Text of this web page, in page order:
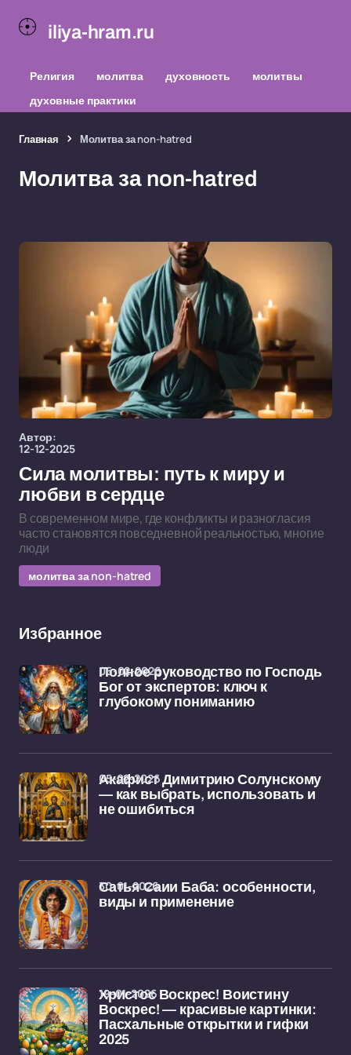
iliya-hram.ru
Религия молитва духовность
молитвы
духовные практики
Главная Молитва за non-hatred
Молитва за non-hatred
Автор:
12-12-2025
Сила молитвы: путь к миру и
любви в сердце
В современном мире, где конфликты и разногласия
часто становятся повседневной реальностью, многие
люди
молитва за non-hatred
Избранное
Полное руководство по Господь
Бог от экспертов: ключ к
глубокому пониманию
06-02-2026
Акафист Димитрию Солунскому
— как выбрать, использовать и
не ошибиться
05-02-2026
Сатья Саии Баба: особенности,
виды и применение
30-01-2026
Христос Воскрес! Воистину
Воскрес! — красивые картинки:
Пасхальные открытки и гифки
2025
19-01-2026